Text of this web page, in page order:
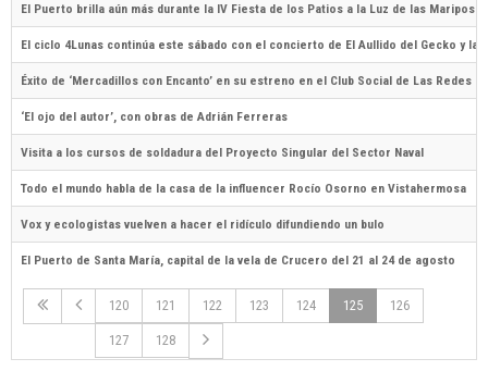
El Puerto brilla aún más durante la IV Fiesta de los Patios a la Luz de las Mariposas
El ciclo 4Lunas continúa este sábado con el concierto de El Aullido del Gecko y la
Éxito de ‘Mercadillos con Encanto’ en su estreno en el Club Social de Las Redes
‘El ojo del autor’, con obras de Adrián Ferreras
Visita a los cursos de soldadura del Proyecto Singular del Sector Naval
Todo el mundo habla de la casa de la influencer Rocío Osorno en Vistahermosa
Vox y ecologistas vuelven a hacer el ridículo difundiendo un bulo
El Puerto de Santa María, capital de la vela de Crucero del 21 al 24 de agosto
120 121 122 123 124 125 126
127 128